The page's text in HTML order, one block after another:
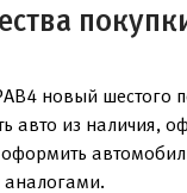
новый шестого
авто из наличия,
аналогами.